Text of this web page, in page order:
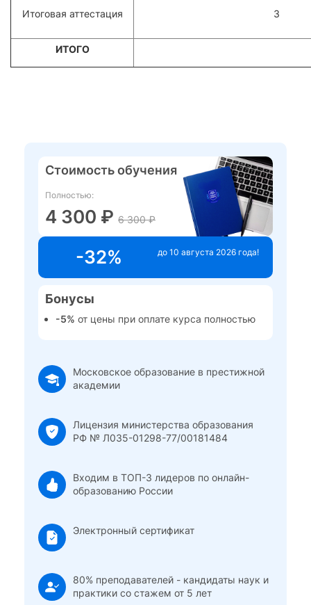
Итоговая аттестация 3
ИТОГО
Стоимость обучения
Полностью:
4 300 ₽ 6 300 ₽
-32% до 10 августа 2026 года!
Бонусы
-5% от цены при оплате курса полностью
Московское образование в престижной
академии
Лицензия министерства образования
РФ № Л035-01298-77/00181484
Входим в ТОП-3 лидеров по онлайн-
образованию России
Электронный сертификат
80% преподавателей - кандидаты наук и
практики со стажем от 5 лет